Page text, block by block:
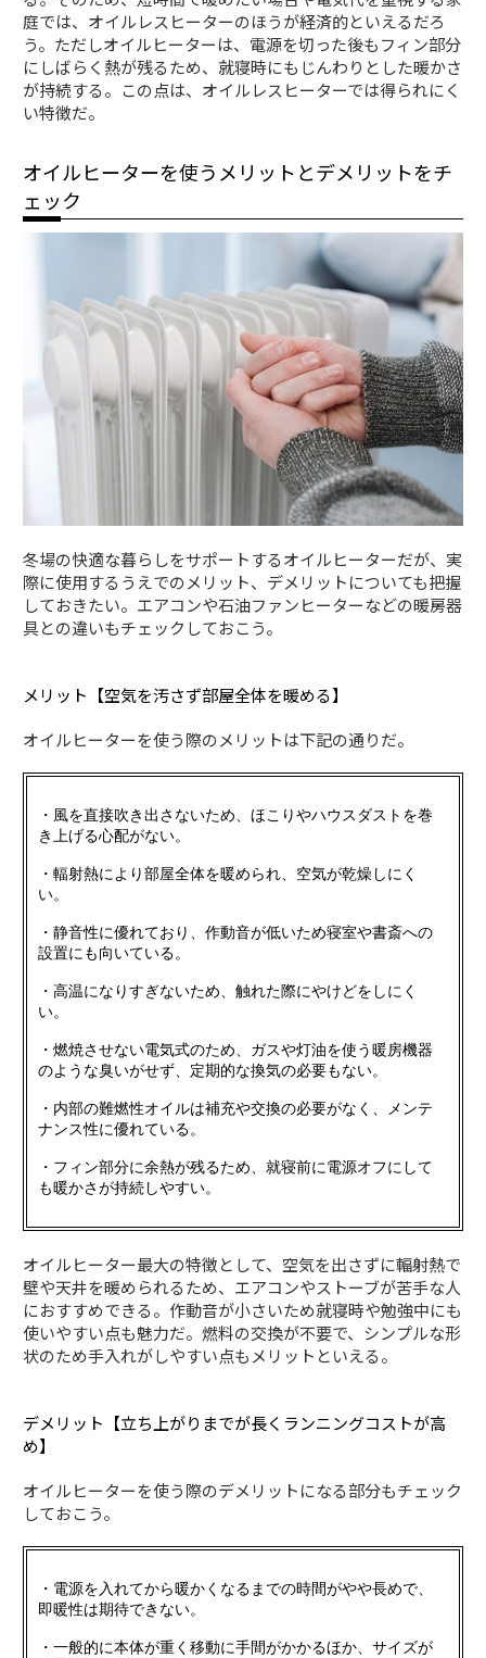
庭では、オイルレスヒーターのほうが経済的といえるだろ
う。ただしオイルヒーターは、電源を切った後もフィン部分
にしばらく熱が残るため、就寝時にもじんわりとした暖かさ
が持続する。この点は、オイルレスヒーターでは得られにく
い特徴だ。
オイルヒーターを使うメリットとデメリットをチ
ェック
冬場の快適な暮らしをサポートするオイルヒーターだが、実
際に使用するうえでのメリット、デメリットについても把握
しておきたい。エアコンや石油ファンヒーターなどの暖房器
具との違いもチェックしておこう。
メリット【空気を汚さず部屋全体を暖める】
オイルヒーターを使う際のメリットは下記の通りだ。
・風を直接吹き出さないため、ほこりやハウスダストを巻
き上げる心配がない。
・輻射熱により部屋全体を暖められ、空気が乾燥しにく
い。
・静音性に優れており、作動音が低いため寝室や書斎への
設置にも向いている。
・高温になりすぎないため、触れた際にやけどをしにく
い。
・燃焼させない電気式のため、ガスや灯油を使う暖房機器
のような臭いがせず、定期的な換気の必要もない。
・内部の難燃性オイルは補充や交換の必要がなく、メンテ
ナンス性に優れている。
・フィン部分に余熱が残るため、就寝前に電源オフにして
も暖かさが持続しやすい。
オイルヒーター最大の特徴として、空気を出さずに輻射熱で
壁や天井を暖められるため、エアコンやストーブが苦手な人
におすすめできる。作動音が小さいため就寝時や勉強中にも
使いやすい点も魅力だ。燃料の交換が不要で、シンプルな形
状のため手入れがしやすい点もメリットといえる。
デメリット【立ち上がりまでが長くランニングコストが高
め】
オイルヒーターを使う際のデメリットになる部分もチェック
しておこう。
・電源を入れてから暖かくなるまでの時間がやや長めで、
即暖性は期待できない。
・一般的に本体が重く移動に手間がかかるほか、サイズが